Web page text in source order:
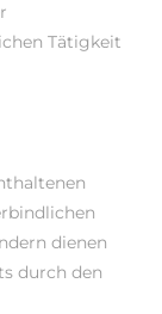
Tätigkeit
dienen
durch den